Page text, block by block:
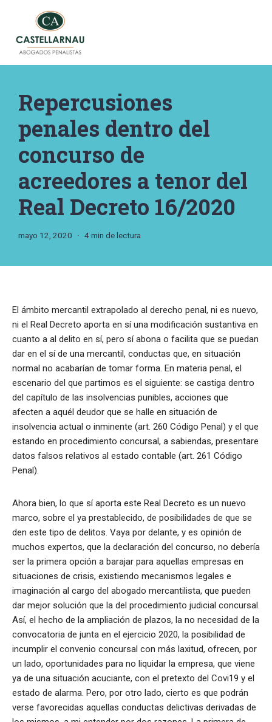
Repercusiones
penales dentro del
concurso de
acreedores a tenor del
Real Decreto 16/2020
mayo 12, 2020 4 min de lectura
El ámbito mercantil extrapolado al derecho penal, ni es nuevo,
ni el Real Decreto aporta en sí una modificación sustantiva en
cuanto a al delito en sí, pero sí abona o facilita que se puedan
dar en el sí de una mercantil, conductas que, en situación
normal no acabarían de tomar forma. En materia penal, el
escenario del que partimos es el siguiente: se castiga dentro
del capítulo de las insolvencias punibles, acciones que
afecten a aquél deudor que se halle en situación de
insolvencia actual o inminente (art. 260 Código Penal) y el que
estando en procedimiento concursal, a sabiendas, presentare
datos falsos relativos al estado contable (art. 261 Código
Penal).
Ahora bien, lo que sí aporta este Real Decreto es un nuevo
marco, sobre el ya prestablecido, de posibilidades de que se
den este tipo de delitos. Vaya por delante, y es opinión de
muchos expertos, que la declaración del concurso, no debería
ser la primera opción a barajar para aquellas empresas en
situaciones de crisis, existiendo mecanismos legales e
imaginación al cargo del abogado mercantilista, que pueden
dar mejor solución que la del procedimiento judicial concursal.
Así, el hecho de la ampliación de plazos, la no necesidad de la
convocatoria de junta en el ejercicio 2020, la posibilidad de
incumplir el convenio concursal con más laxitud, ofrecen, por
un lado, oportunidades para no liquidar la empresa, que viene
ya de una situación acuciante, con el pretexto del Covi19 y el
estado de alarma. Pero, por otro lado, cierto es que podrán
verse favorecidas aquellas conductas delictivas derivadas de